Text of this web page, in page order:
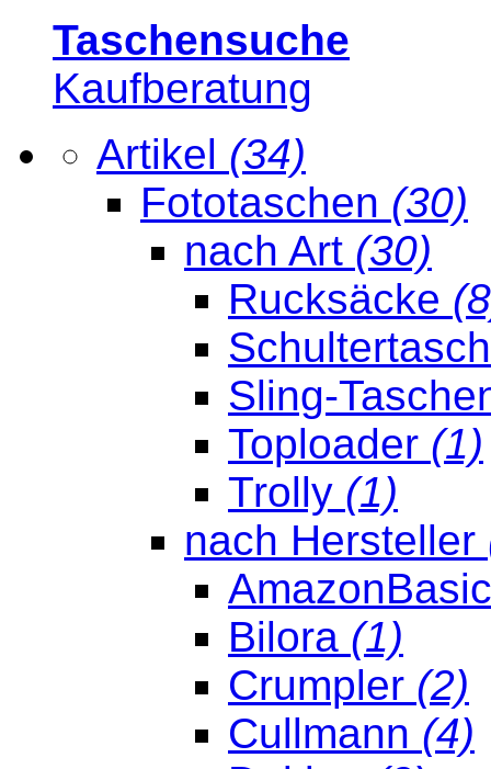
Taschensuche
Kaufberatung
Artikel (34)
Fototaschen (30)
nach Art (30)
Rucksäcke
Sling-
Toploader (1)
Trolly (1)
nach Hersteller
Bilora (1)
Crumpler (2)
Cullmann (4)